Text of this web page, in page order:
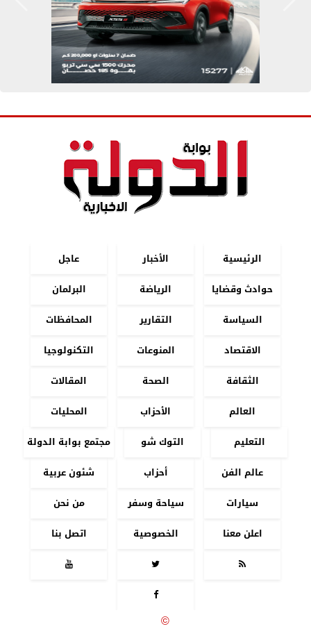
الرئيسية الأخبار
عاجل
حوادث وقضايا
الرياضة
البرلمان
السياسة
التقارير
المحافظات
الاقتصاد
المنوعات
التكنولوجيا
الثقافة
الصحة
المقالات
العالم
الأحزاب
المحليات
التعليم
التوك شو
مجتمع بوابة الدولة
عالم الفن
أحزاب
شئون عربية
سيارات
سياحة وسفر
من نحن
اعلن معنا
الخصوصية
اتصل بنا




©